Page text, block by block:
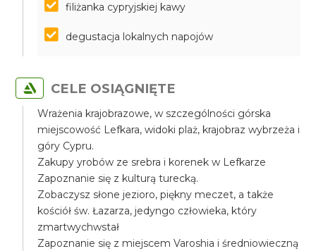
filiżanka cypryjskiej kawy
degustacja lokalnych napojów
CELE OSIĄGNIĘTE
Wrażenia krajobrazowe, w szczególności górska
miejscowość Lefkara, widoki plaż, krajobraz wybrzeża i
góry Cypru.
Zakupy yrobów ze srebra i korenek w Lefkarze
Zapoznanie się z kulturą turecką.
Zobaczysz słone jezioro, piękny meczet, a także
kościół św. Łazarza, jedyngo człowieka, który
zmartwychwstał
Zapoznanie się z miejscem Varoshia i średniowieczną